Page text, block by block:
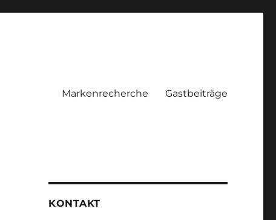
Markenrecherche Gastbeiträge
KONTAKT